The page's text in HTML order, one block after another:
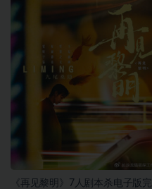
《再见黎明》7人剧本杀电子版完